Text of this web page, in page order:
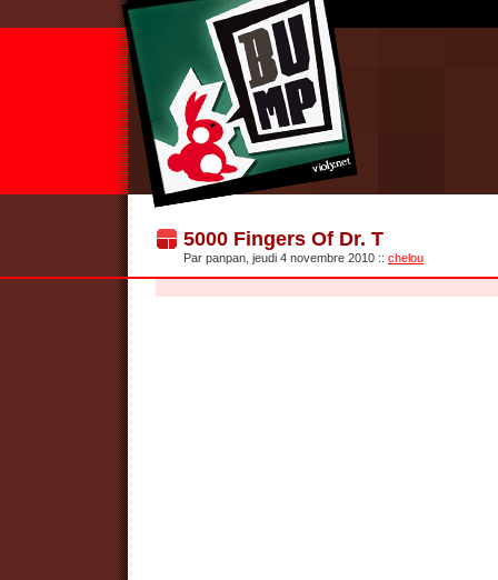
5000 Fingers Of Dr. T
Par panpan, jeudi 4 novembre 2010 :: chelou